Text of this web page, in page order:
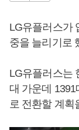
LG유플러스가
중을 늘리기로
LG유플러스는
대 가운데
로 전환할 계획